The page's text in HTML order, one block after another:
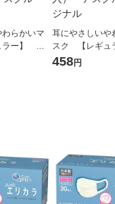
らかいマ
ー】 ホ
型 3層
ト（250
耳にやさしいや
スク 【レギュ
ワイト プリー
458円